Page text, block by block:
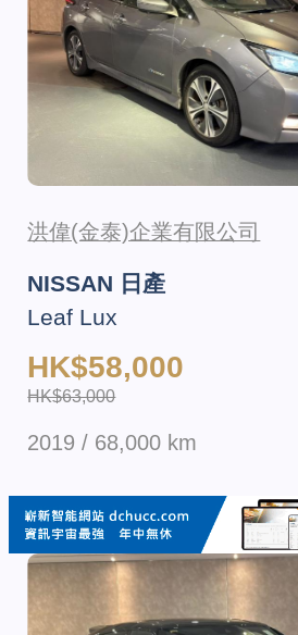
洪偉(金泰)企業有限公司
NISSAN 日產
Leaf Lux
HK$58,000
HK$63,000
2019 / 68,000 km